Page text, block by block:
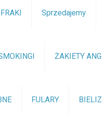
FRAKI Sprzedajemy
ŻAKIETY
FULARY